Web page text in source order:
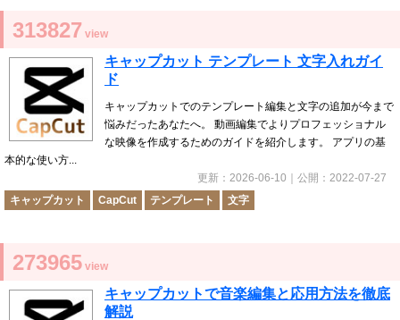
313827 view
キャップカット テンプレート 文字入れガイ
ド
キャップカットでのテンプレート編集と文字の追加が今まで
悩みだったあなたへ。 動画編集でよりプロフェッショナル
な映像を作成するためのガイドを紹介します。 アプリの基
本的な使い方...
更新： 2026-06-10 ｜公開： 2022-07-27
キャップカット
CapCut テンプレート 文字
273965 view
キャップカットで音楽編集と応用方法を徹底
解説